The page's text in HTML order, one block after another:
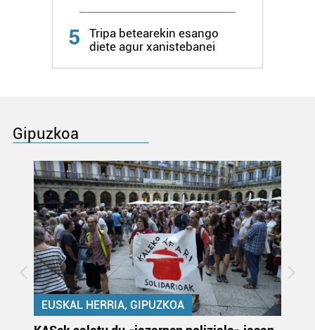
5
Tripa betearekin esango
diete agur xanistebanei
Gipuzkoa
EUSKAL HERRIA, GIPUZKOA